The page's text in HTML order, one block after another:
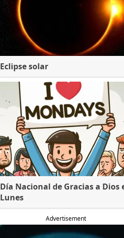
Eclipse solar
Día Nacional de Gracias a Dios
Lunes
Advertisement